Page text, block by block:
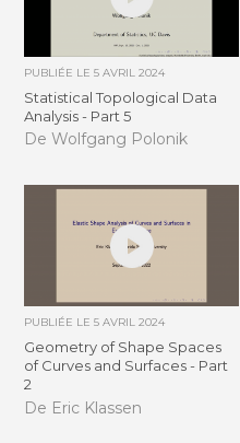
PUBLIÉE LE5 AVRIL 2024
Statistical Topological Data
Analysis - Part 5
De Wolfgang Polonik
PUBLIÉE LE5 AVRIL 2024
Geometry of Shape Spaces
of Curves and Surfaces - Part
2
De Eric Klassen